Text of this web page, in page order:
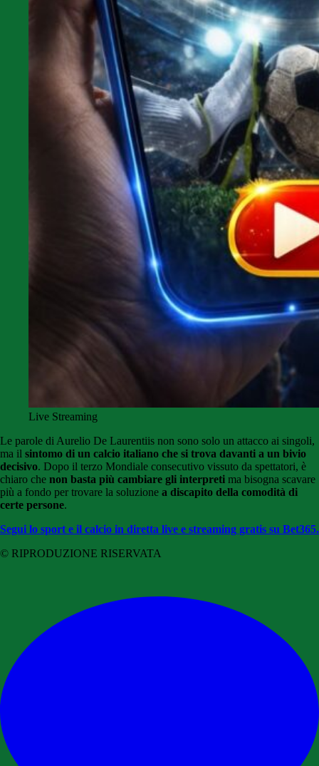
Live Streaming
Le parole di Aurelio De Laurentiis non sono solo un attacco ai singoli,
ma il sintomo di un calcio italiano che si trova davanti a un bivio
decisivo. Dopo il terzo Mondiale consecutivo vissuto da spettatori, è
chiaro che non basta più cambiare gli interpreti ma bisogna scavare
più a fondo per trovare la soluzione a discapito della comodità di
certe persone.
Segui lo sport e il calcio in diretta live e streaming gratis su Bet365.
© RIPRODUZIONE RISERVATA